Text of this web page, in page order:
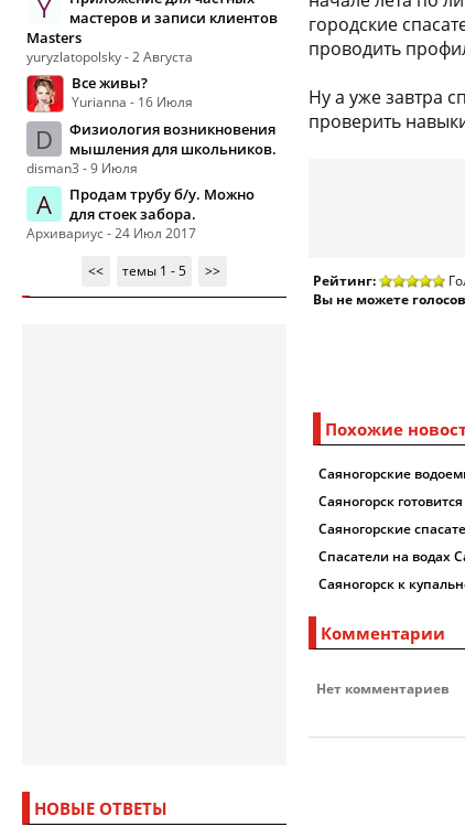
Y
мастеров и записи клиентов
Masters
yuryzlatopolsky - 2 Августа
Все живы?
Yurianna - 16 Июля
D
Физиология возникновения
мышления для школьников.
disman3 - 9 Июля
А
Продам трубу б/у. Можно
для стоек забора.
Архивариус - 24 Июл 2017
<<
темы 1 - 5 >>
НОВЫЕ ОТВЕТЫ
городские
проводить
Ну а уже завтра
проверить
Рейтинг:
Вы не можете
Похожие
Саяногорские
Саяногорск
Саяногорские
Спасатели на водах
Саяногорск к
Комментарии
Нет комментариев